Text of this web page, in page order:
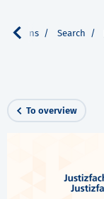
Search
To overview